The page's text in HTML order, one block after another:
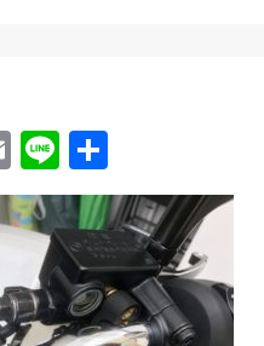
E
m
ail
Li
n
e
有